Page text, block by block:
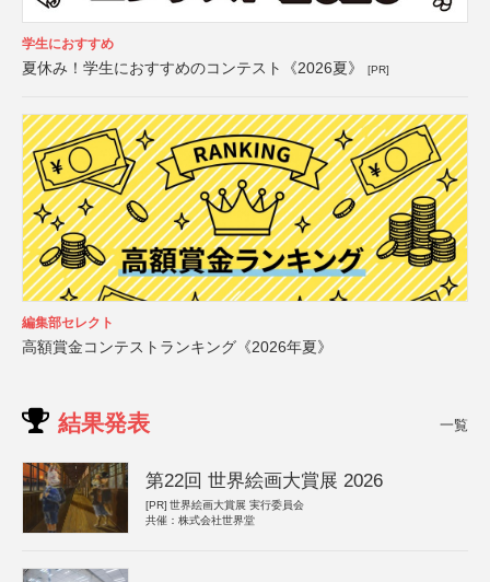
学生におすすめ
夏休み！学生におすすめのコンテスト《2026夏》 [PR]
編集部セレクト
高額賞金コンテストランキング《2026年夏》
結果発表 一覧
第22回 世界絵画大賞展 2026
[PR] 世界絵画大賞展 実行委員会
共催：株式会社世界堂